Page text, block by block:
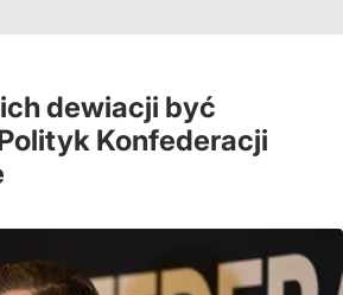
dewiacji być
Konfederacji